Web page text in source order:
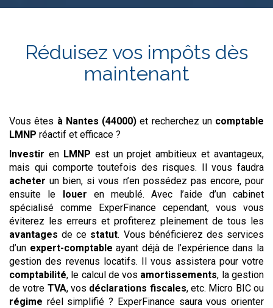
Réduisez vos impôts dès
maintenant
Vous êtes à Nantes (44000) et recherchez un comptable
LMNP réactif et efficace ?
Investir en LMNP est un projet ambitieux et avantageux,
mais qui comporte toutefois des risques. Il vous faudra
acheter un bien, si vous n’en possédez pas encore, pour
ensuite le louer en meublé. Avec l’aide d’un cabinet
spécialisé comme ExperFinance cependant, vous vous
éviterez les erreurs et profiterez pleinement de tous les
avantages de ce statut. Vous bénéficierez des services
d’un expert-comptable ayant déjà de l’expérience dans la
gestion des revenus locatifs. Il vous assistera pour votre
comptabilité, le calcul de vos amortissements, la gestion
de votre TVA, vos déclarations fiscales, etc. Micro BIC ou
régime réel simplifié ? ExperFinance saura vous orienter